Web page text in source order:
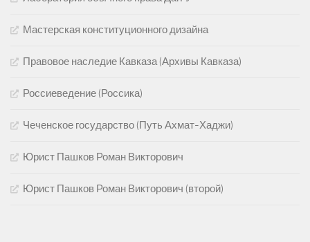
Мастерская конституционного дизайна
Правовое наследие Кавказа (Архивы Кавказа)
Россиеведение (Россика)
Чеченское государство (Путь Ахмат-Хаджи)
Юрист Пашков Роман Викторович
Юрист Пашков Роман Викторович (второй)